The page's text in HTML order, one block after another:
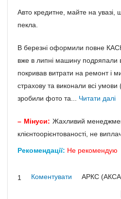
Авто кредитне, майте на увазі,
пекла.
В березні оформили повне
вже в липні машину подряпали
покривав витрати на ремонт і
страхову та виконали всі умови
зробили фото та... Читати далі
Мінуси: Жахливий
клієнтоорієнтованості, не
Рекомендації: Не рекомендую
1 Коментувати АРКС (АКСА